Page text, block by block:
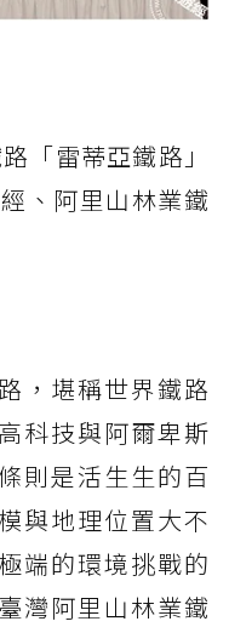
「雷蒂亞鐵路」
、阿里山林業鐵
，堪稱世界鐵路
科技與阿爾卑斯
則是活生生的百
與地理位置大不
端的環境挑戰的
灣阿里山林業鐵